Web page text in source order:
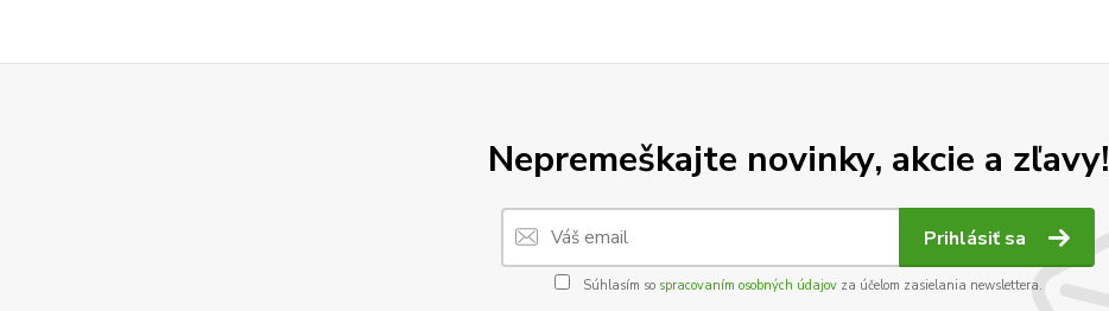
Nepremeškajte novinky, akcie a zľavy!
Prihlásiť sa
Súhlasím so spracovaním osobných údajovza účelom zasielania newslettera.